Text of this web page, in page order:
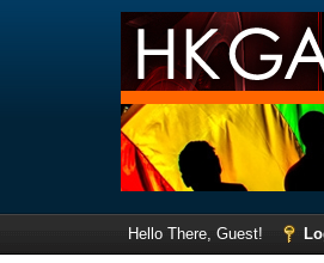
Hello There, Guest!